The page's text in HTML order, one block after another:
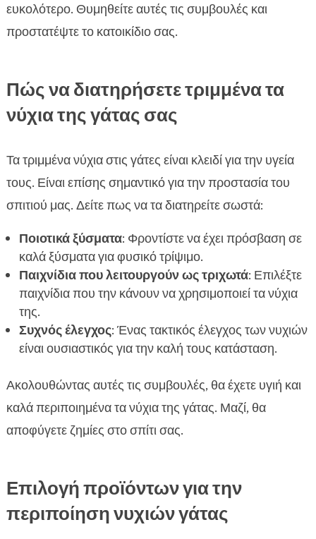
ευκολότερο. Θυμηθείτε αυτές τις συμβουλές και
προστατέψτε το κατοικίδιο σας.
Πώς να διατηρήσετε τριμμένα τα
νύχια της γάτας σας
Τα τριμμένα νύχια στις γάτες είναι κλειδί για την υγεία
τους. Είναι επίσης σημαντικό για την προστασία του
σπιτιού μας. Δείτε πως να τα διατηρείτε σωστά:
Ποιοτικά ξύσματα: Φροντίστε να έχει πρόσβαση σε
καλά ξύσματα για φυσικό τρίψιμο.
Παιχνίδια που λειτουργούν ως τριχωτά: Επιλέξτε
παιχνίδια που την κάνουν να χρησιμοποιεί τα νύχια
της.
Συχνός έλεγχος: Ένας τακτικός έλεγχος των νυχιών
είναι ουσιαστικός για την καλή τους κατάσταση.
Ακολουθώντας αυτές τις συμβουλές, θα έχετε υγιή και
καλά περιποιημένα τα νύχια της γάτας. Μαζί, θα
αποφύγετε ζημίες στο σπίτι σας.
Επιλογή προϊόντων για την
περιποίηση νυχιών γάτας